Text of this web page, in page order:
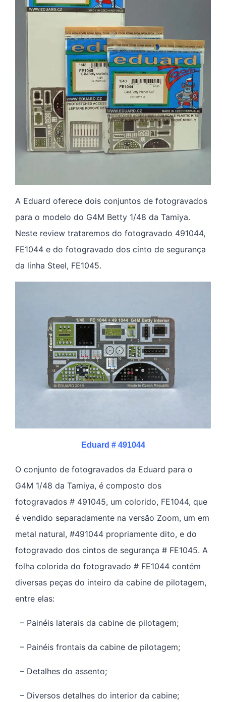
A Eduard oferece dois conjuntos de fotogravados
para o modelo do G4M Betty 1/48 da Tamiya.
Neste review trataremos do fotogravado 491044,
FE1044 e do fotogravado dos cinto de segurança
da linha Steel, FE1045.
Eduard # 491044
O conjunto de fotogravados da Eduard para o
G4M 1/48 da Tamiya, é composto dos
fotogravados # 491045, um colorido, FE1044, que
é vendido separadamente na versão Zoom, um em
metal natural, #491044 propriamente dito, e do
fotogravado dos cintos de segurança # FE1045. A
folha colorida do fotogravado # FE1044 contém
diversas peças do inteiro da cabine de pilotagem,
entre elas:
– Painéis laterais da cabine de pilotagem;
– Painéis frontais da cabine de pilotagem;
– Detalhes do assento;
– Diversos detalhes do interior da cabine;